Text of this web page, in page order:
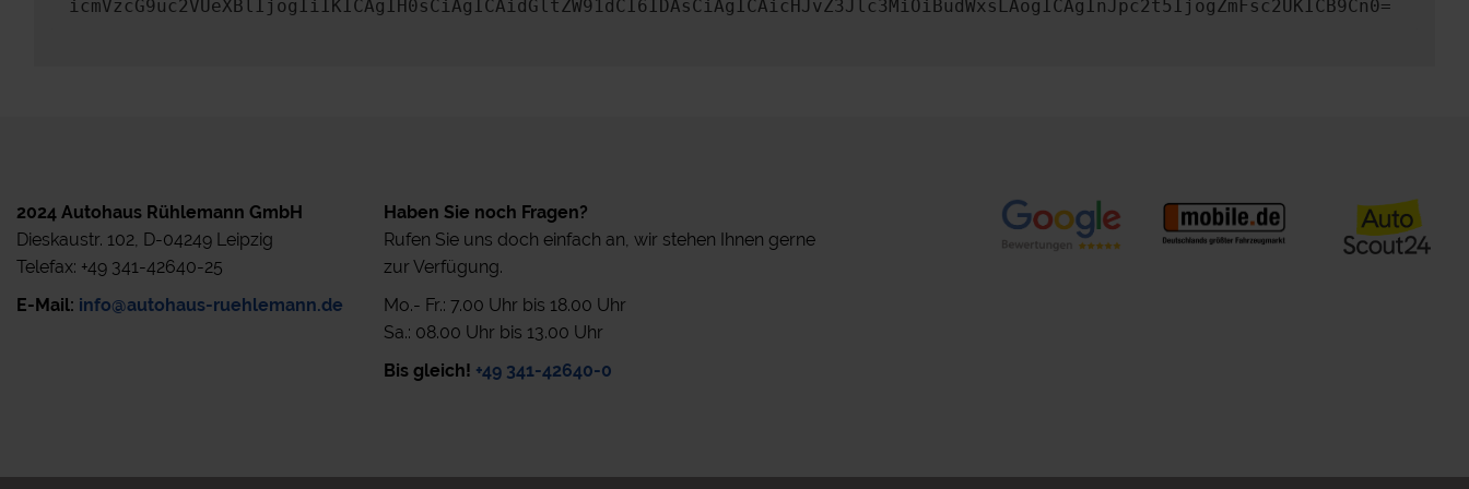
icmVzcG9uc2VUeXBlIjogIiIKICAgIH0sCiAgICAidGltZW91dCI6IDAsCiAgICAicHJvZ3Jlc3MiOiBudWxsLAogICAgInJpc2t5IjogZmFsc2UKICB9Cn0=
2024 Autohaus Rühlemann GmbH
Dieskaustr. 102, D-04249 Leipzig
Telefax: +49 341-42640-25
E-Mail: info@autohaus-ruehlemann.de
Haben Sie noch Fragen?
Rufen Sie uns doch einfach an, wir stehen Ihnen gerne
zur Verfügung.
Mo.- Fr.: 7.00 Uhr bis 18.00 Uhr
Sa.: 08.00 Uhr bis 13.00 Uhr
Bis gleich! +49 341-42640-0